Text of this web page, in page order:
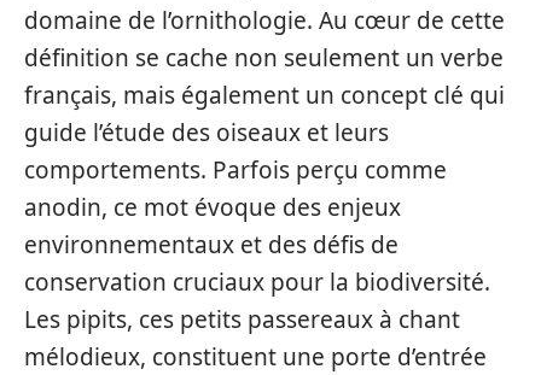
domaine de l’ornithologie. Au cœur de cette
définition se cache non seulement un verbe
français, mais également un concept clé qui
guide l’étude des oiseaux et leurs
comportements. Parfois perçu comme
anodin, ce mot évoque des enjeux
environnementaux et des défis de
conservation cruciaux pour la biodiversité.
Les pipits, ces petits passereaux à chant
mélodieux, constituent une porte d’entrée